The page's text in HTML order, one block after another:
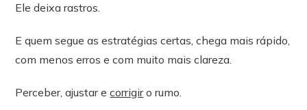
Ele deixa rastros.
E quem segue as estratégias certas, chega mais rápido,
com menos erros e com muito mais clareza.
Perceber, ajustar ecorrigiro rumo.